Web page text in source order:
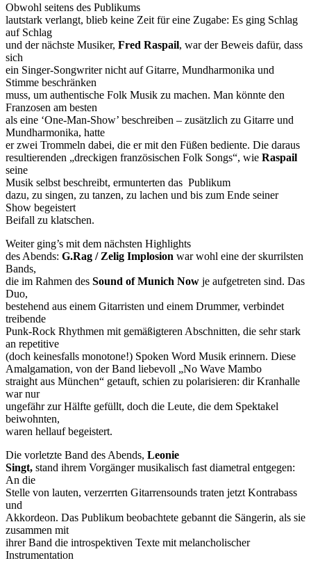
Obwohl seitens des Publikums
lautstark verlangt, blieb keine Zeit für eine Zugabe: Es ging Schlag
auf Schlag
und der nächste Musiker, Fred Raspail, war der Beweis dafür, dass
sich
ein Singer-Songwriter nicht auf Gitarre, Mundharmonika und
Stimme beschränken
muss, um authentische Folk Musik zu machen. Man könnte den
Franzosen am besten
als eine ‘One-Man-Show’ beschreiben – zusätzlich zu Gitarre und
Mundharmonika, hatte
er zwei Trommeln dabei, die er mit den Füßen bediente. Die daraus
resultierenden „dreckigen französischen Folk Songs“, wie Raspail
seine
Musik selbst beschreibt, ermunterten das Publikum
dazu, zu singen, zu tanzen, zu lachen und bis zum Ende seiner
Show begeistert
Beifall zu klatschen.
Weiter ging’s mit dem nächsten Highlights
des Abends: G.Rag / Zelig Implosion war wohl eine der skurrilsten
Bands,
die im Rahmen des Sound of Munich Now je aufgetreten sind. Das
Duo,
bestehend aus einem Gitarristen und einem Drummer, verbindet
treibende
Punk-Rock Rhythmen mit gemäßigteren Abschnitten, die sehr stark
an repetitive
(doch keinesfalls monotone!) Spoken Word Musik erinnern. Diese
Amalgamation, von der Band liebevoll „No Wave Mambo
straight aus München“ getauft, schien zu polarisieren: dir Kranhalle
war nur
ungefähr zur Hälfte gefüllt, doch die Leute, die dem Spektakel
beiwohnten,
waren hellauf begeistert.
Die vorletzte Band des Abends, Leonie
Singt, stand ihrem Vorgänger musikalisch fast diametral entgegen:
An die
Stelle von lauten, verzerrten Gitarrensounds traten jetzt Kontrabass
und
Akkordeon. Das Publikum beobachtete gebannt die Sängerin, als sie
zusammen mit
ihrer Band die introspektiven Texte mit melancholischer
Instrumentation